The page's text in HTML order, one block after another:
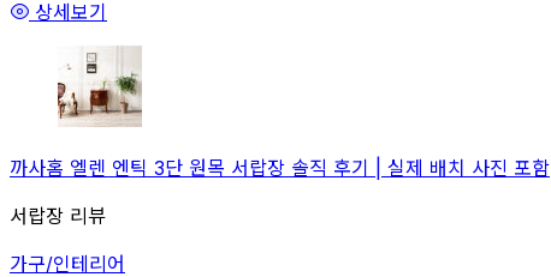
상세보기
까사홈 엘렌 엔틱 3단 원목 서랍장 솔직 후기 | 실제 배치 사진 포함
서랍장 리뷰
가구/인테리어